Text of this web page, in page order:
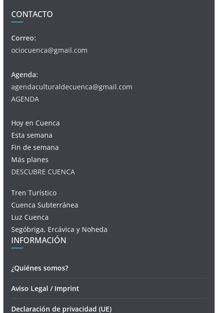
CONTACTO
Correo:
ociocuenca@gmail.com
Agenda:
agendaculturaldecuenca@gmail.com
AGENDA
Hoy en Cuenca
Esta semana
Fin de semana
Más planes
DESCUBRE CUENCA
Tren Turístico
Cuenca Subterránea
Luz Cuenca
Segóbriga, Ercávica y Noheda
INFORMACIÓN
¿Quiénes somos?
Aviso Legal / Imprint
Declaración de privacidad (UE)